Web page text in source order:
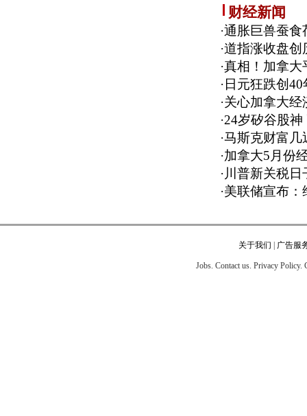
财经新闻
·通胀巨兽蚕食
·道指涨收盘创
·真相！加拿大
· 日元狂跌创
·关心加拿大经
·24岁矽谷股
·马斯克财富几
·加拿大5月份
·川普新关税
·美联储宣布：
关于我们 广告服
Jobs. Contact us. Privacy